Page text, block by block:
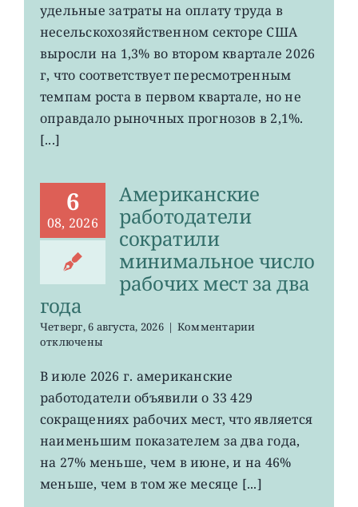
рабочую
силу
США
выросли
ожиданий
удельные затраты на оплату труда в
несельскохозяйственном секторе США
выросли на 1,3% во втором квартале 2026
г, что соответствует пересмотренным
темпам роста в первом квартале, но не
оправдало рыночных прогнозов в 2,1%.
[...]
6
08, 2026
Американские
работодатели
сократили
минимальное число
рабочих мест за два
года
Четверг, 6 августа, 2026 | Комментариик
число
мест
за
два
года
отключены
В июле 2026 г. американские
работодатели объявили о 33 429
сокращениях рабочих мест, что является
наименьшим показателем за два года,
на 27% меньше, чем в июне, и на 46%
меньше, чем в том же месяце [...]